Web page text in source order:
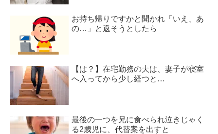
お持ち帰りですかと聞かれ「いえ、あ
の…」と返そうとしたら
【は？】在宅勤務の夫は、妻子が寝室
へ入ってから少し経つと…
最後の一つを兄に食べられ泣きじゃく
る2歳児に、代替案を出すと